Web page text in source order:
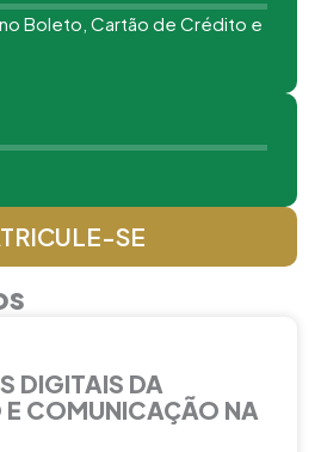
Boleto, Cartão de Crédito e
SE
DIGITAIS DA
COMUNICAÇÃO NA